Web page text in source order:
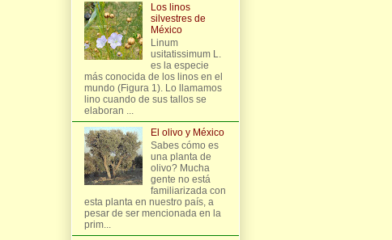
Los linos
silvestres de
México
Linum
usitatissimum L.
es la especie
más conocida de los linos en el
mundo (Figura 1). Lo llamamos
lino cuando de sus tallos se
elaboran ...
El olivo y México
Sabes cómo es
una planta de
olivo? Mucha
gente no está
familiarizada con
esta planta en nuestro país, a
pesar de ser mencionada en la
prim...